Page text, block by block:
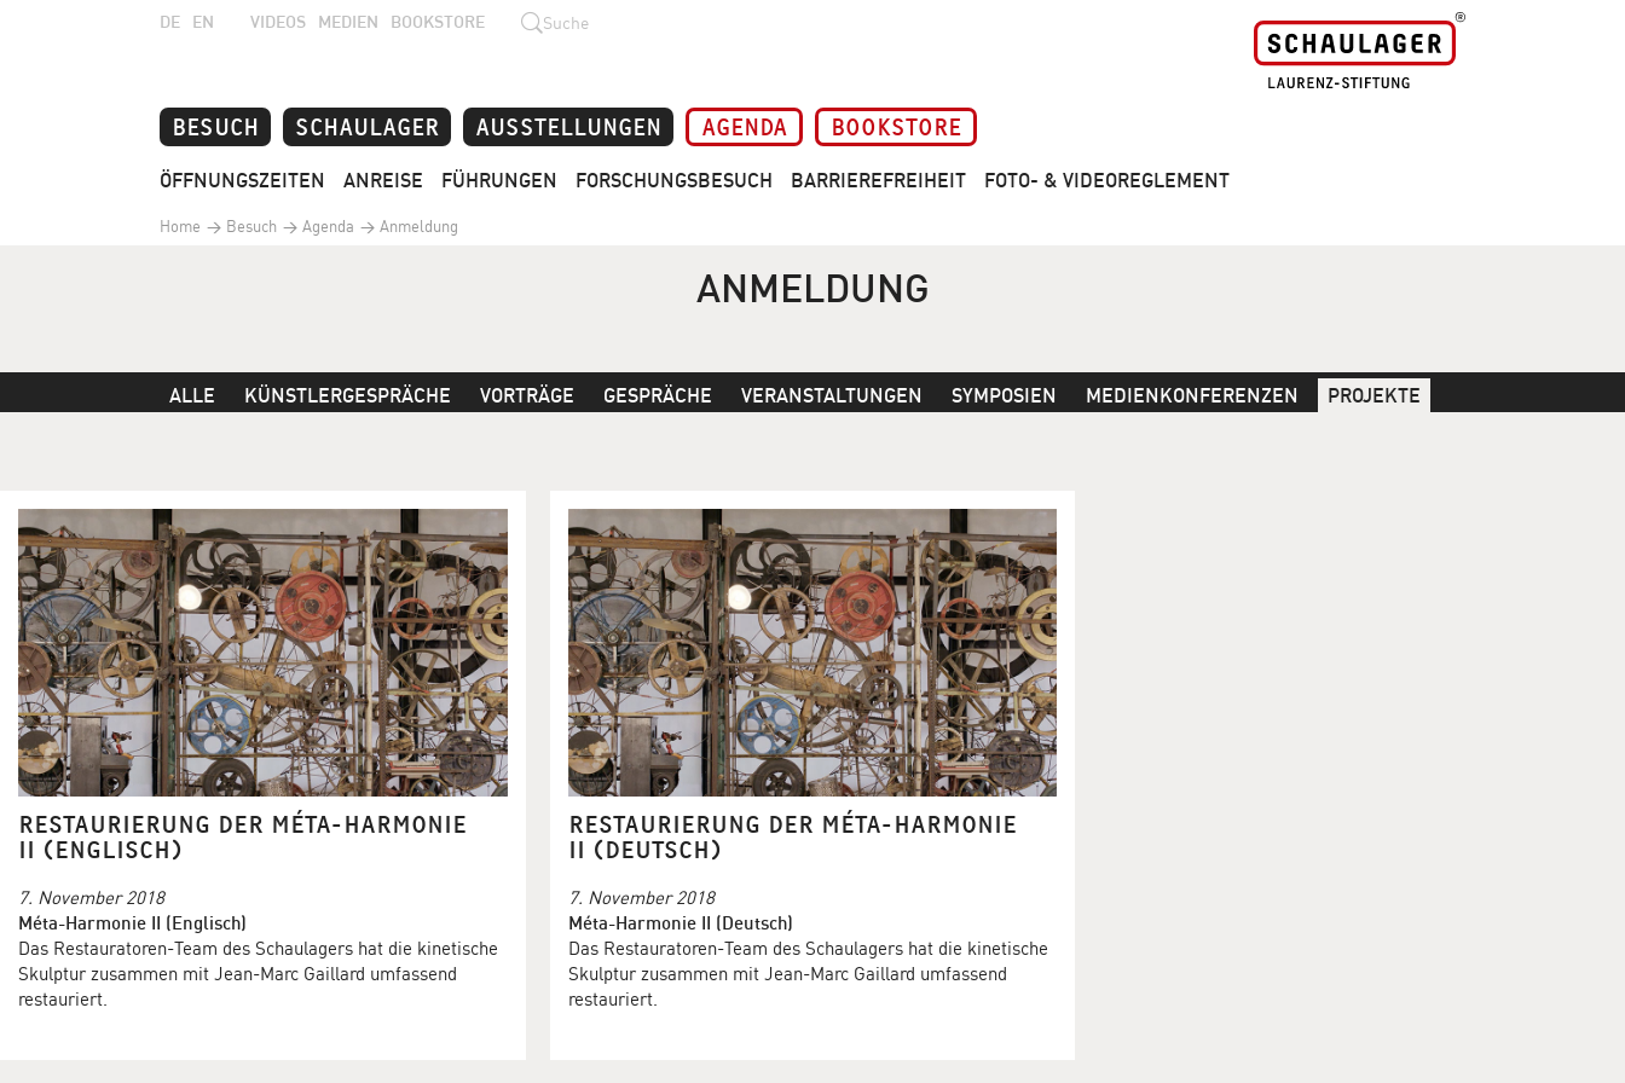
DE EN VIDEOS MEDIEN BOOKSTORE Suche
BESUCH SCHAULAGER AUSSTELLUNGEN AGENDA BOOKSTORE
ÖFFNUNGSZEITEN ANREISE FÜHRUNGEN FORSCHUNGSBESUCH BARRIEREFREIHEIT FOTO- & VIDEOREGLEMENT
Home Besuch Agenda Anmeldung
ANMELDUNG
ALLE KÜNSTLERGESPRÄCHE VORTRÄGE GESPRÄCHE VERANSTALTUNGEN SYMPOSIEN MEDIENKONFERENZEN PROJEKTE
RESTAURIERUNG DER MÉTA-HARMONIE
II (ENGLISCH)
7. November 2018
Méta-Harmonie II (Englisch)
Das Restauratoren-Team des Schaulagers hat die kinetische
Skulptur zusammen mit Jean-Marc Gaillard umfassend
restauriert.
RESTAURIERUNG DER MÉTA-HARMONIE
II (DEUTSCH)
7. November 2018
Méta-Harmonie II (Deutsch)
Das Restauratoren-Team des Schaulagers hat die kinetische
Skulptur zusammen mit Jean-Marc Gaillard umfassend
restauriert.